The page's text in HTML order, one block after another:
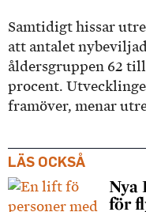
Samtidigt hissar
att antalet
åldersgruppen 62
procent.
framöver, menar
LÄS OCKSÅ
Nya
för